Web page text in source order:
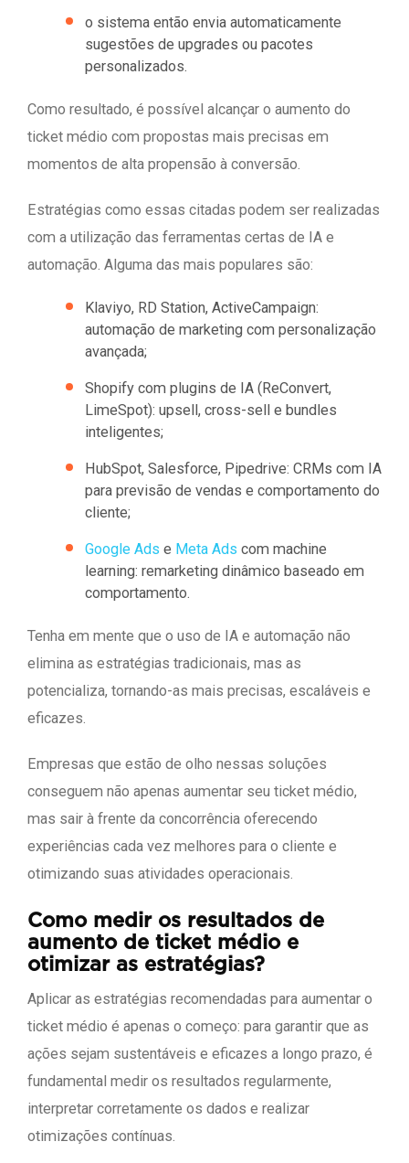
o sistema então envia automaticamente
sugestões de upgrades ou pacotes
personalizados.
Como resultado, é possível alcançar o aumento do
ticket médio com propostas mais precisas em
momentos de alta propensão à conversão.
Estratégias como essas citadas podem ser realizadas
com a utilização das ferramentas certas de IA e
automação. Alguma das mais populares são:
Klaviyo, RD Station, ActiveCampaign:
automação de marketing com personalização
avançada;
Shopify com plugins de IA (ReConvert,
LimeSpot): upsell, cross-sell e bundles
inteligentes;
HubSpot, Salesforce, Pipedrive: CRMs com IA
para previsão de vendas e comportamento do
cliente;
Google Ads e Meta Ads com machine
learning: remarketing dinâmico baseado em
comportamento.
Tenha em mente que o uso de IA e automação não
elimina as estratégias tradicionais, mas as
potencializa, tornando-as mais precisas, escaláveis e
eficazes.
Empresas que estão de olho nessas soluções
conseguem não apenas aumentar seu ticket médio,
mas sair à frente da concorrência oferecendo
experiências cada vez melhores para o cliente e
otimizando suas atividades operacionais.
Como medir os resultados de
aumento de ticket médio e
otimizar as estratégias?
Aplicar as estratégias recomendadas para aumentar o
ticket médio é apenas o começo: para garantir que as
ações sejam sustentáveis e eficazes a longo prazo, é
fundamental medir os resultados regularmente,
interpretar corretamente os dados e realizar
otimizações contínuas.